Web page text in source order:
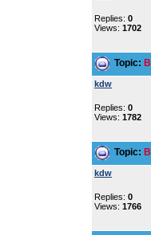
Replies: 0
Views: 1702
Topic:
kdw
Replies: 0
Views: 1782
Topic:
kdw
Replies: 0
Views: 1766